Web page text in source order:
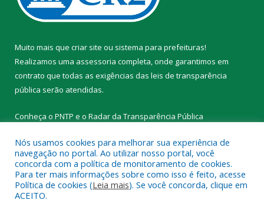
Muito mais que criar site ou sistema para prefeituras!
Realizamos uma assessoria completa, onde garantimos em
contrato que todas as exigências das leis de transparência
pública serão atendidas.
Conheça o PNTP e o Radar da Transparência Pública
Todos os direitos reservados a Prefeitura Municipal de Novo
Progresso.
Nós usamos cookies para melhorar sua experiência de
navegação no portal. Ao utilizar nosso portal, você
concorda com a política de monitoramento de cookies.
Para ter mais informações sobre como isso é feito, acesse
Política de cookies (Leia mais). Se você concorda, clique em
ACEITO.